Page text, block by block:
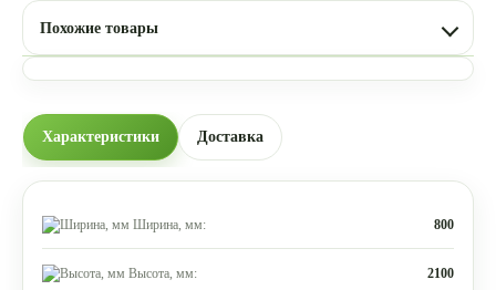
Похожие товары
Характеристики Доставка
Ширина, мм: 800
Высота, мм: 2100